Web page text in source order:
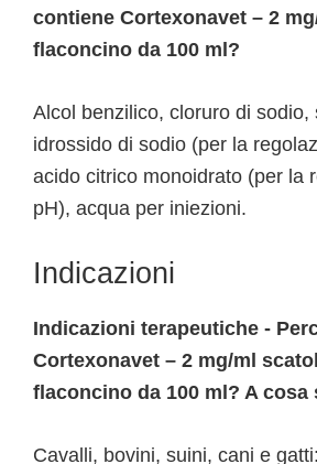
contiene Cortexonavet – 2
flaconcino da 100 ml?
Alcol benzilico, cloruro di sodio,
idrossido di sodio (per la
acido citrico monoidrato (per la
pH), acqua per iniezioni.
Indicazioni
Indicazioni terapeutiche -
Cortexonavet – 2 mg/ml
flaconcino da 100 ml? A cosa
Cavalli, bovini, suini, cani e